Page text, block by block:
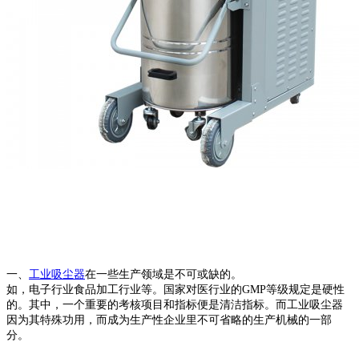
一、 工业吸尘器在一些生产领域是不可或缺的。
如，电子行业食品加工行业等。国家对医行业的GMP等级规定是硬性
的。其中，一个重要的考核项目和指标便是清洁指标。而工业吸尘器
因为其特殊功用，而成为生产性企业里不可省略的生产机械的一部
分。